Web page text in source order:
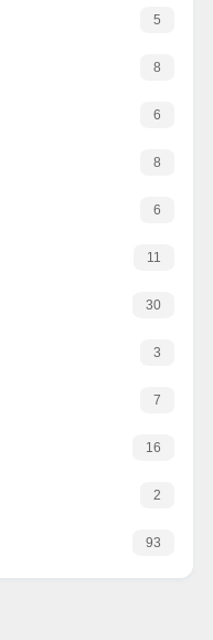
5
8
6
8
6
11
30
3
7
16
2
93